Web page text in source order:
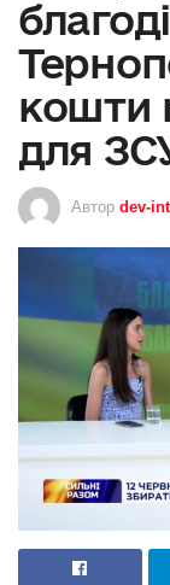
кошти
для
Автор dev-